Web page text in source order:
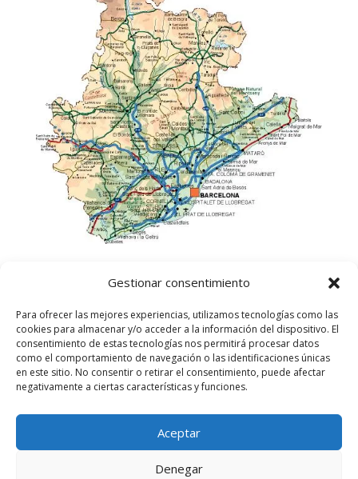
Gestionar consentimiento
Para ofrecer las mejores experiencias, utilizamos tecnologías como las
cookies para almacenar y/o acceder a la información del dispositivo. El
consentimiento de estas tecnologías nos permitirá procesar datos
como el comportamiento de navegación o las identificaciones únicas
en este sitio. No consentir o retirar el consentimiento, puede afectar
negativamente a ciertas características y funciones.
Aceptar
Denegar
Lampista Barcelona. Todos los derechos
reservados.
Política de privacidad